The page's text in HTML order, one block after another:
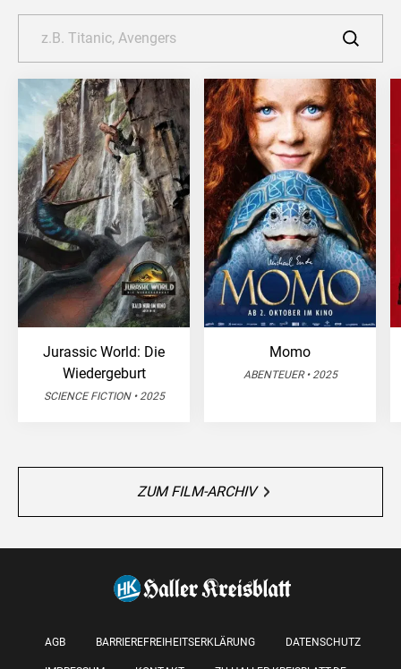
Jurassic World: Die
Wiedergeburt
SCIENCE FICTION • 2025
Momo
ABENTEUER • 2025
ZUM FILM-ARCHIV
AGB BARRIEREFREIHEITSERKLÄRUNG DATENSCHUTZ